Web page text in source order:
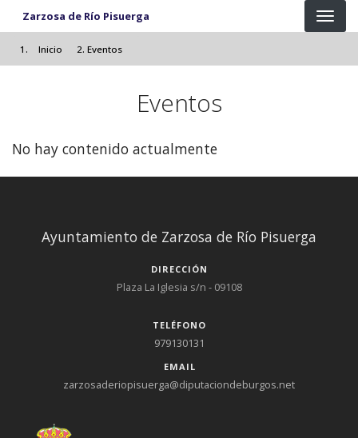
Pasar al contenido principal
Zarzosa de Río Pisuerga
Inicio Eventos
Eventos
No hay contenido actualmente
Ayuntamiento de Zarzosa de Río Pisuerga
DIRECCIÓN
Plaza La Iglesia s/n - 09108
TELÉFONO
979130131
EMAIL
zarzosaderiopisuerga@diputaciondeburgos.net